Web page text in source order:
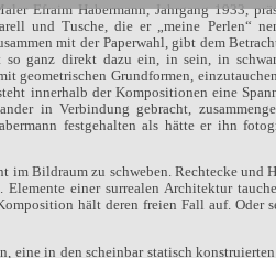
Efraim Habermann, Jahrgang 1933,
und Tusche, die er „meine Perlen“
mit der Paperwahl, gibt dem
ganz direkt dazu ein, in sein, in
geometrischen Grundformen,
innerhalb der Kompositionen eine
in Verbindung gebracht,
festgehalten als hätte er ihn
im Bildraum zu schweben. Rechtecke und
Elemente einer surrealen Architektur
hält deren freien Fall auf. Oder
eine in den scheinbar statisch